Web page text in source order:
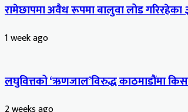
रामेछापमा अवैध रूपमा बालुवा लोड गरिरहेका
1 week ago
लघुवित्तको ‘ऋणजाल’विरुद्ध काठमाडौंमा